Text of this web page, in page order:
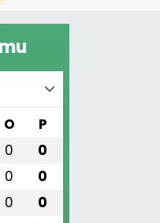
O P
0 0
0 0
0 0